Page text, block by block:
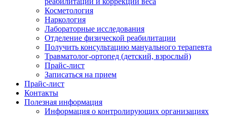
Косметология
Наркология
Лабораторные исследования
Отделение физической реабилитации
Получить консультацию мануального терапевта
Травматолог-ортопед (детский, взрослый)
Прайс-лист
Записаться на прием
Прайс-лист
Контакты
Полезная информация
Информация о контролирующих организациях